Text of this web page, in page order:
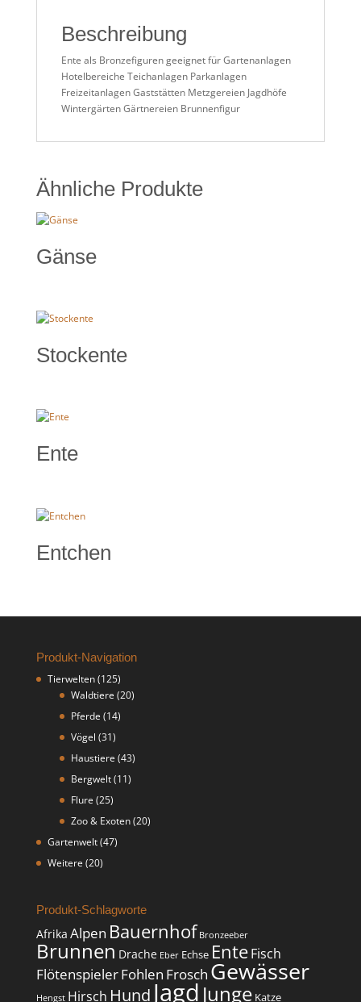
Beschreibung
Ente als Bronzefiguren geeignet für Gartenanlagen
Hotelbereiche Teichanlagen Parkanlagen
Freizeitanlagen Gaststätten Metzgereien Jagdhöfe
Wintergärten Gärtnereien Brunnenfigur
Ähnliche Produkte
Gänse
Stockente
Ente
Entchen
Produkt-Navigation
Tierwelten(125)
Waldtiere (20)
Pferde (14)
Vögel (31)
Haustiere (43)
Bergwelt(11)
Flure (25)
Zoo & Exoten(20)
Gartenwelt(47)
Weitere (20)
Produkt-Schlagworte
Afrika Alpen Bauernhof Bronzeeber
Brunnen Drache Eber Echse EnteFisch
FlötenspielerFohlen Frosch Gewässer
Hengst Hirsch Hund Jagd Junge Katze